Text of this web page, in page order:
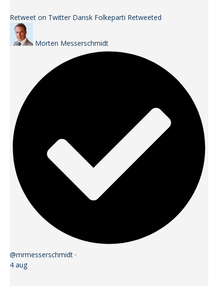
Retweet on Twitter Dansk Folkeparti Retweeted
Morten Messerschmidt
@mrmesserschmidt ·
4 aug